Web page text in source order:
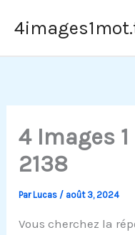
4 Images
2138
ParLucas / août 3, 2024
Vous cherchez la